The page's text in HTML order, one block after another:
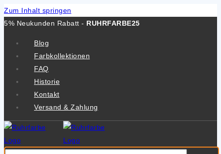
Zum Inhalt springen
5% Neukunden Rabatt - RUHRFARBE25
Blog
Farbkollektionen
FAQ
Historie
Kontakt
Versand & Zahlung